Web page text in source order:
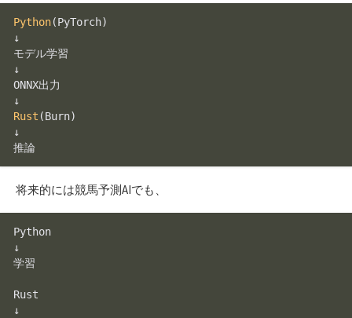
Python(PyTorch)
↓
モデル学習
↓
ONNX出力
Rust (Burn)
↓
将来的には競馬予測AIでも、
Python
↓
学習
Rust
↓